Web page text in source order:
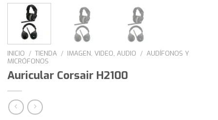
INICIO / TIENDA / IMAGEN, VIDEO, AUDIO / AUDÍFONOS Y
MICRÓFONOS
Auricular Corsair H2100